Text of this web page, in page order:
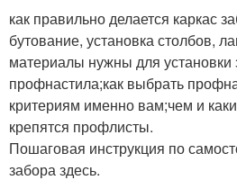
как правильно делается каркас
бутование, установка столбов,
материалы нужны для установки
профнастила;как выбрать
критериям именно вам;чем и
крепятся профлисты.
Пошаговая инструкция по
забора здесь.